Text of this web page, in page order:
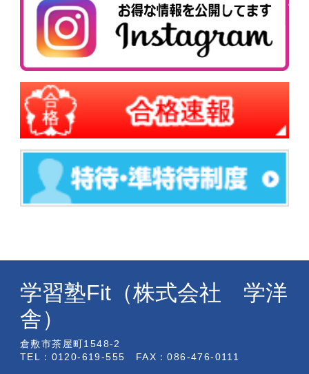
学習塾Fit（株式会社 学洋
舎）
倉敷市茶屋町1548-2
TEL：0120-619-555 FAX：086-476-0111